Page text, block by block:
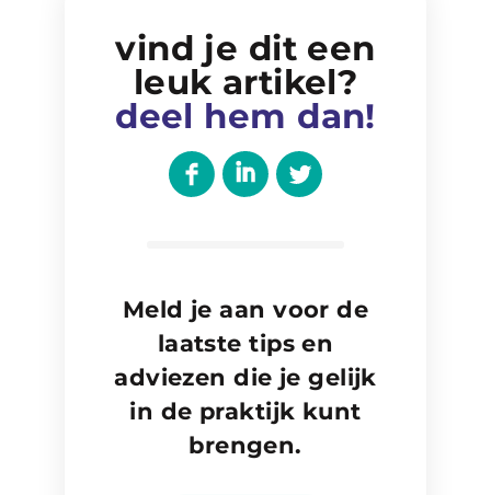
vind je dit een
leuk artikel?
deel hem dan!
Meld je aan voor de
laatste tips en
adviezen die je gelijk
in de praktijk kunt
brengen.